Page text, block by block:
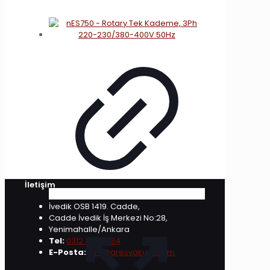
İletişim
İvedik OSB 1419. Cadde,
Cadde İvedik İş Merkezi No:28,
Yenimahalle/Ankara
Tel: 0312 472 7334
E-Posta:
info@aresvakum.com